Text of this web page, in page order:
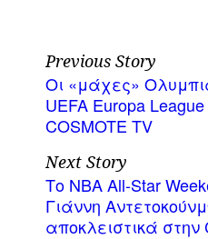
Previous Story
Οι «μάχες»
UEFA Europa
COSMOTE TV
Next Story
Το NBA All-Star
Γιάννη
αποκλειστικά στην